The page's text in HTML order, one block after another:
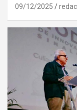
09/12/2025